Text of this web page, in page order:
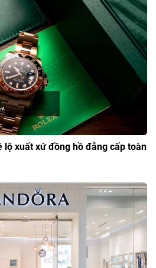
lộ xuất xứ đồng hồ đẳng cấp toàn